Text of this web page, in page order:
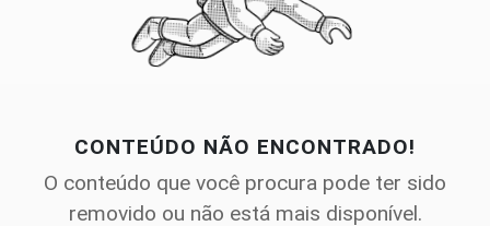
CONTEÚDO NÃO ENCONTRADO!
O conteúdo que você procura pode ter sido
removido ou não está mais disponível.